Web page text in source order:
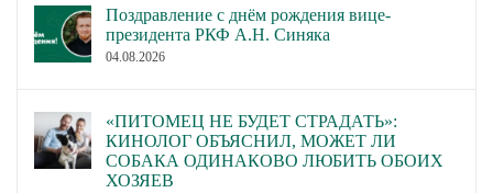
Поздравление с днём рождения вице-
президента РКФ А.Н. Синяка
04.08.2026
«ПИТОМЕЦ НЕ БУДЕТ СТРАДАТЬ»:
КИНОЛОГ ОБЪЯСНИЛ, МОЖЕТ ЛИ
СОБАКА ОДИНАКОВО ЛЮБИТЬ ОБОИХ
ХОЗЯЕВ